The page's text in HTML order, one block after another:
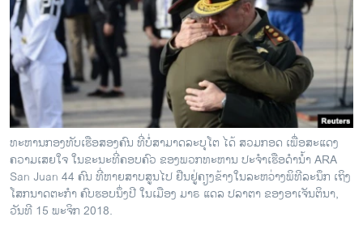
ຊີວິດຊາວລາວ
ຊຸມຊົນຊາວລາວ
ວິທະຍາສາດ-ເທັກໂນໂລຈີ
ທຸລະກິດ
ພາສາອັງກິດ
ວີດີໂອ
ສຽງ
ລາຍການກະຈາຍສຽງ
ທະຫານກອງທັບເຮືອສອງຄົນ ທີ່ບໍ່ສາມາດລະບຸໂຕ ໄດ້ ສວມກອດ ເພື່ອສະແດງ
ຄວາມເສຍໃຈ ໃນຂະນະທີ່ຄອບຄົວ ຂອງພວກທະຫານ ປະຈຳເຮືອດຳນ້ຳ ARA
San Juan 44 ຄົນ ທີ່ຫາຍສາບສູນໄປ ຢືນຢູ່ຄຽງຂ້າງໃນລະຫວ່າງພິທີລະນຶກ ເຖິງ
ໂສກນາດຕະກຳ ຄົບຮອບນຶ່ງປີ ໃນເມືອງ ມາຣ ແດລ ປລາຕາ ຂອງອາເຈັນຕິນາ,
ວັນທີ 15 ພະຈິກ 2018.